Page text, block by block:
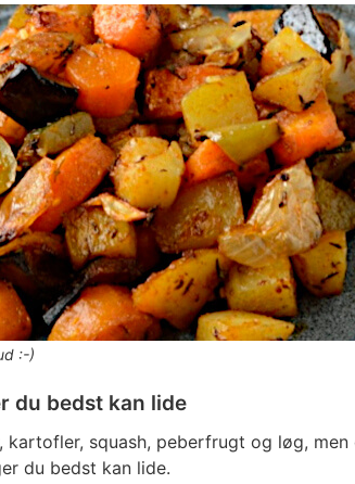
:-)
du bedst kan lide
kartofler, squash, peberfrugt og løg, men
du bedst kan lide.